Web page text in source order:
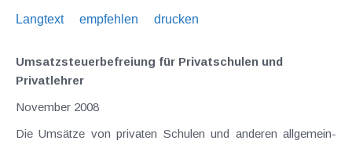
Langtext
empfehlen drucken
Umsatzsteuerbefreiung für Privatschulen und
Privatlehrer
November 2008
Die Umsätze von privaten Schulen und anderen allgemein-